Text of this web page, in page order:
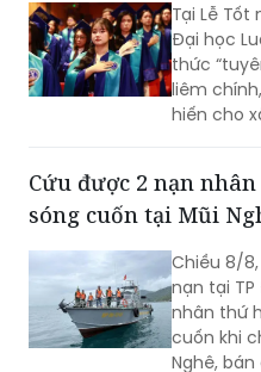
Tại Lễ Tốt
Đại học
thức
liêm
hiến cho
Cứu được 2 nạn
sóng cuốn tại Mũi
Chiều 8/
nạn tại
nhân thứ
cuốn khi
Nghê, bán